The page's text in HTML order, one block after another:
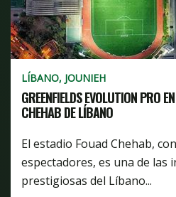
LÍBANO, JOUNIEH
GREENFIELDS EVOLUTION PRO
CHEHAB DE LÍBANO
El estadio Fouad Chehab,
espectadores, es una de las
prestigiosas del Líbano...